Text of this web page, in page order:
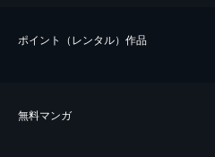
ポイント（レンタル）作品
無料マンガ